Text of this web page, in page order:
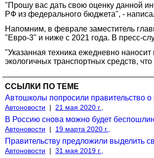
"Прошу вас дать свою оценку данной
РФ из федерального бюджета", -
Напомним, в феврале заместитель
"Евро-3" и ниже с 2021 года. В пресс-
"Указанная техника ежедневно
экологичных транспортных средств,
ССЫЛКИ ПО ТЕМЕ
Автошколы попросили правительство о
Автоновости | 21 мая 2020 г.,
В Россию снова можно будет
Автоновости | 19 марта 2020 г.,
Правительству предложили выделить
Автоновости | 31 мая 2019 г.,